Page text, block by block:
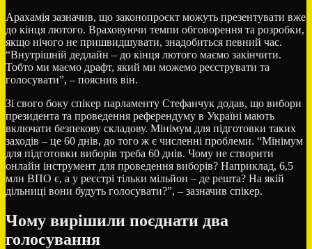
Арахамія зазначив, що законопроєкт можуть презентувати вже
до кінця лютого. Враховуючи темпи обговорення та розробки,
якщо нічого не пришвидшувати, знадобиться певний час.
“Внутрішній дедлайн – до кінця лютого маємо закінчити.
Тобто ми маємо драфт, який ми можемо реєструвати та
голосувати”, – пояснив він.
Зі свого боку спікер парламенту Стефанчук додав, що вибори
президента та проведення референдуму в Україні мають
включати безпекову складову. Мінімум для підготовки таких
заходів – це 60 днів, до того ж є численні проблеми. “Мінімум
для підготовки виборів треба 60 днів. Чому не створити
онлайн інструмент для проведення виборів? Наприклад, 6,5
млн ВПО є, а у реєстрі тільки мільйон – де решта? На якій
дільниці вони будуть голосувати?”, – зазначив спікер.
Чому вирішили поєднати два
голосування